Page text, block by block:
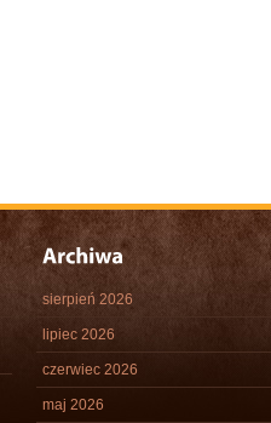
sierpień 2026
lipiec 2026
czerwiec 2026
maj 2026